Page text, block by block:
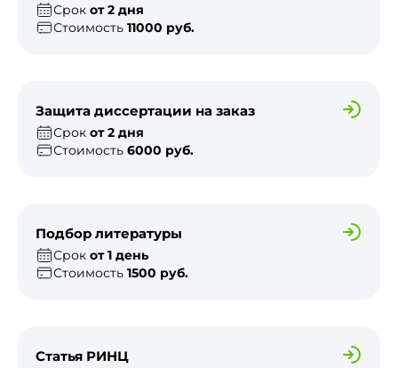
Срок от 2 дня
Стоимость 11000 руб.
Защита диссертации на заказ
Срок от 2 дня
Стоимость 6000 руб.
Подбор литературы
Срок от 1 день
Стоимость 1500 руб.
Статья РИНЦ